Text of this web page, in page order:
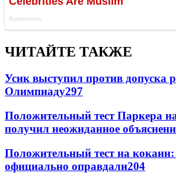
ЧИТАЙТЕ ТАКЖЕ
Усик выступил против допуска
Олимпиаду297
Положительный тест Паркера
получил неожиданное
Положительный тест на
официально оправдали204